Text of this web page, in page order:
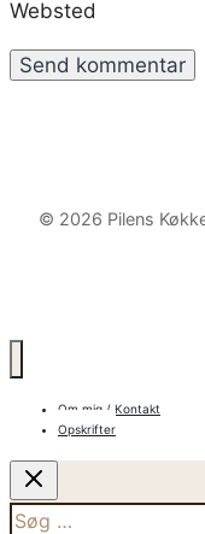
Websted
© 2026 Pilens
Om mig / Kontakt
Opskrifter
Søg